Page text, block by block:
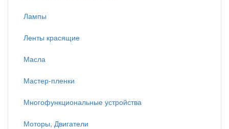
Лампы
Ленты красящие
Масла
Мастер-пленки
Многофункциональные устройства
Моторы, Двигатели